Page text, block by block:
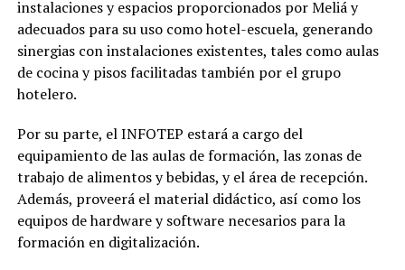
instalaciones y espacios proporcionados por Meliá y
adecuados para su uso como hotel-escuela, generando
sinergias con instalaciones existentes, tales como aulas
de cocina y pisos facilitadas también por el grupo
hotelero.
Por su parte, el INFOTEP estará a cargo del
equipamiento de las aulas de formación, las zonas de
trabajo de alimentos y bebidas, y el área de recepción.
Además, proveerá el material didáctico, así como los
equipos de hardware y software necesarios para la
formación en digitalización.